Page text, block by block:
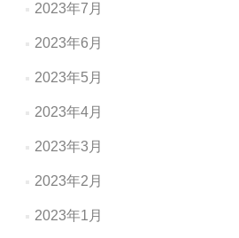
2023年7月
2023年6月
2023年5月
2023年4月
2023年3月
2023年2月
2023年1月